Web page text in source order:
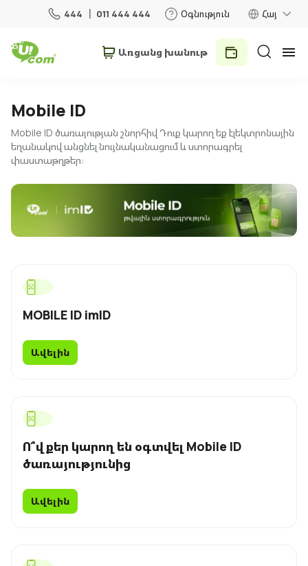
444 011 444 444 Օգնություն Հայ
Տան համար
Շարժական կապ
Uplay Նոր
Մուտք
Առցանց խանութ
Mobile ID
Mobile ID ծառայության շնորհիվ Դուք կարող եք էլեկտրոնային
եղանակով անցնել նույնականացում և ստորագրել
փաստաթղթեր:
MOBILE ID imID
Ավելին
Ո՞վքեր կարող են օգտվել Mobile ID
ծառայությունից
Ավելին